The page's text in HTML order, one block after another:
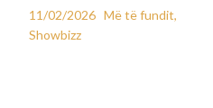
11/02/2026 Më të fundit,
Showbizz